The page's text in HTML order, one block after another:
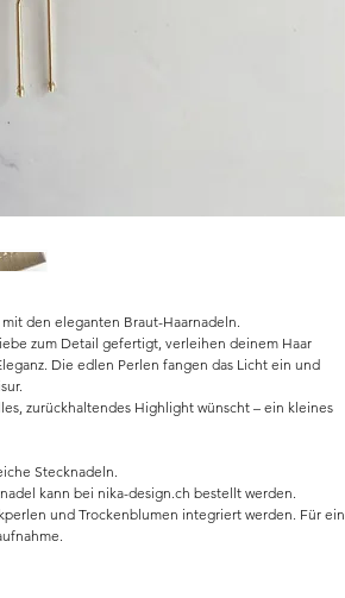
den eleganten Braut-Haarnadeln.
zum Detail gefertigt, verleihen deinem Haar
Die edlen Perlen fangen das Licht ein und
zurückhaltendes Highlight wünscht – ein kleines
Stecknadeln.
kann bei nika-design.ch bestellt werden.
und Trockenblumen integriert werden. Für ein